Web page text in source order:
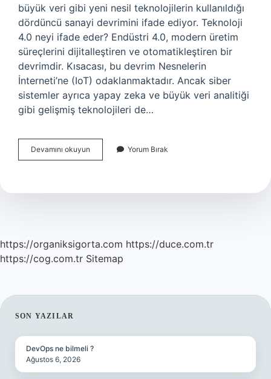
büyük veri gibi yeni nesil teknolojilerin kullanıldığı
dördüncü sanayi devrimini ifade ediyor. Teknoloji
4.0 neyi ifade eder? Endüstri 4.0, modern üretim
süreçlerini dijitalleştiren ve otomatikleştiren bir
devrimdir. Kısacası, bu devrim Nesnelerin
İnterneti’ne (IoT) odaklanmaktadır. Ancak siber
sistemler ayrıca yapay zeka ve büyük veri analitiği
gibi gelişmiş teknolojileri de…
Devamını okuyun
40
Kısa
Yorum Bırak
https://organiksigorta.com https://duce.com.tr
https://cog.com.tr Sitemap
SIDEBAR
SON YAZILAR
DevOps ne bilmeli ?
Ağustos 6, 2026